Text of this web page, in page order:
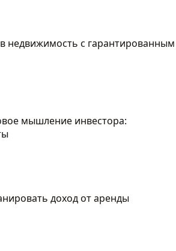
недвижимость с гарантированным
мышление инвестора:
доход от аренды